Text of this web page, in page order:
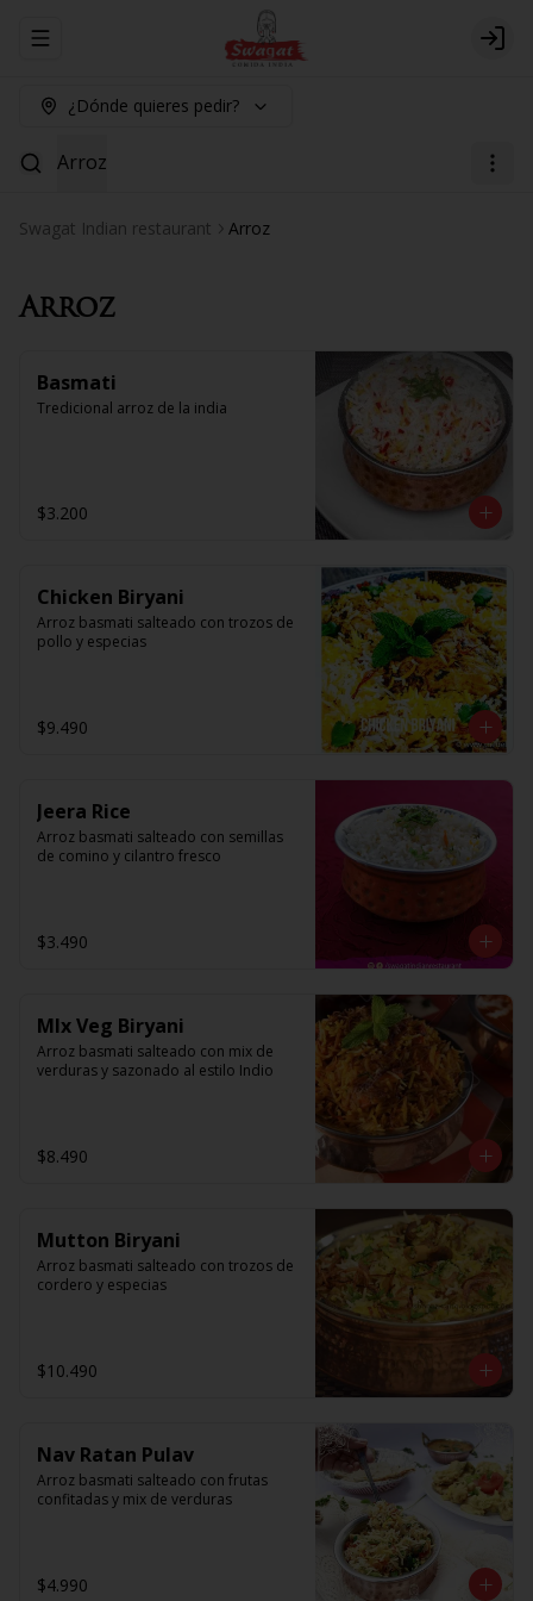
Abrir menu de navegación Login
¿Dónde quieres pedir?
Arroz
Swagat Indian restaurant Arroz
Arroz
Basmati
Tredicional arroz de la india
$3.200
Chicken Biryani
Arroz basmati salteado con trozos de
pollo y especias
$9.490
Jeera Rice
Arroz basmati salteado con semillas
de comino y cilantro fresco
$3.490
MIx Veg Biryani
Arroz basmati salteado con mix de
verduras y sazonado al estilo Indio
$8.490
Mutton Biryani
Arroz basmati salteado con trozos de
cordero y especias
$10.490
Nav Ratan Pulav
Arroz basmati salteado con frutas
confitadas y mix de verduras
$4.990